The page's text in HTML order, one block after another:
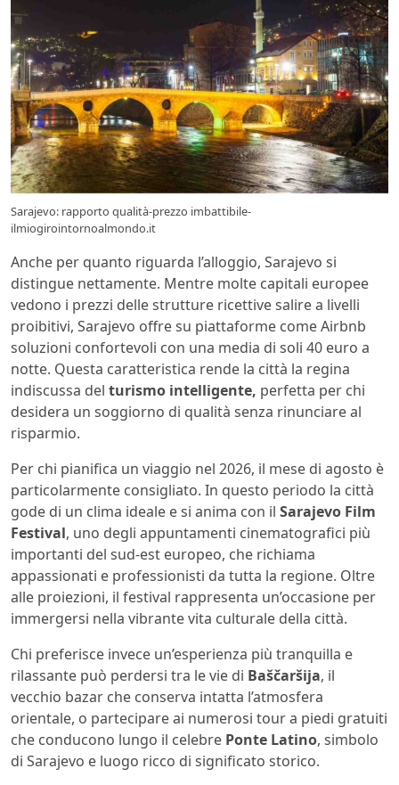
Sarajevo: rapporto qualità-prezzo imbattibile-
ilmiogirointornoalmondo.it
Anche per quanto riguarda l’alloggio, Sarajevo si
distingue nettamente. Mentre molte capitali europee
vedono i prezzi delle strutture ricettive salire a livelli
proibitivi, Sarajevo offre su piattaforme come Airbnb
soluzioni confortevoli con una media di soli 40 euro a
notte. Questa caratteristica rende la città la regina
indiscussa del turismo intelligente, perfetta per chi
desidera un soggiorno di qualità senza rinunciare al
risparmio.
Per chi pianifica un viaggio nel 2026, il mese di agosto è
particolarmente consigliato. In questo periodo la città
gode di un clima ideale e si anima con il Sarajevo Film
Festival, uno degli appuntamenti cinematografici più
importanti del sud-est europeo, che richiama
appassionati e professionisti da tutta la regione. Oltre
alle proiezioni, il festival rappresenta un’occasione per
immergersi nella vibrante vita culturale della città.
Chi preferisce invece un’esperienza più tranquilla e
rilassante può perdersi tra le vie di Baščaršija, il
vecchio bazar che conserva intatta l’atmosfera
orientale, o partecipare ai numerosi tour a piedi gratuiti
che conducono lungo il celebre Ponte Latino, simbolo
di Sarajevo e luogo ricco di significato storico.